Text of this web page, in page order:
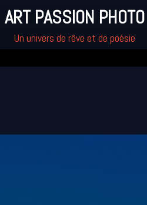
ART PASSION PHOTO
Un univers de rêve et de poésie